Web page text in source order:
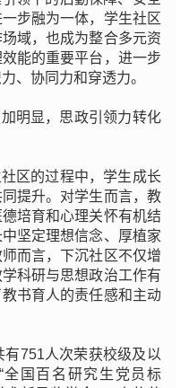
步融为一体，学生社区
域，也成为整合多元资
能的重要平台，进一步
、协同力和穿透力。
明显，思政引领力转化
区的过程中，学生成长
提升。对学生而言，教
培育和心理关怀有机结
坚定理想信念、厚植家
而言，下沉社区不仅增
科研与思想政治工作有
书育人的责任感和主动
751人次荣获校级及以
全国百名研究生党员标